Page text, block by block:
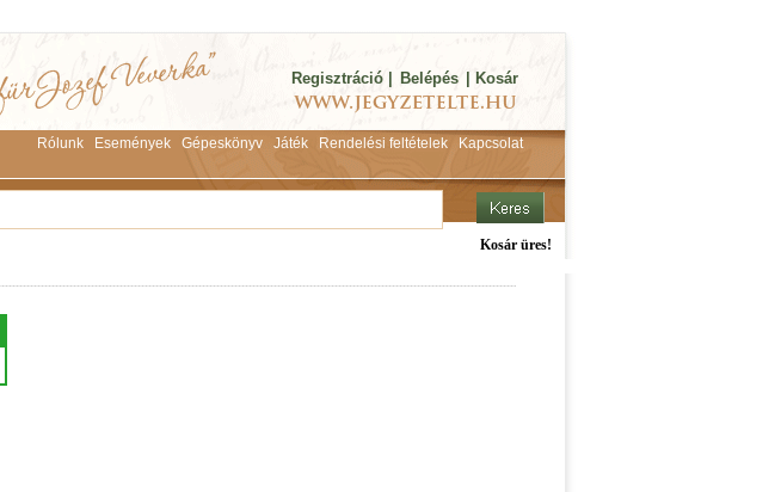
Regisztráció Belépés Kosár
Rólunk Események Gépeskönyv Játék Rendelési feltételek Kapcsolat
Kosár üres!